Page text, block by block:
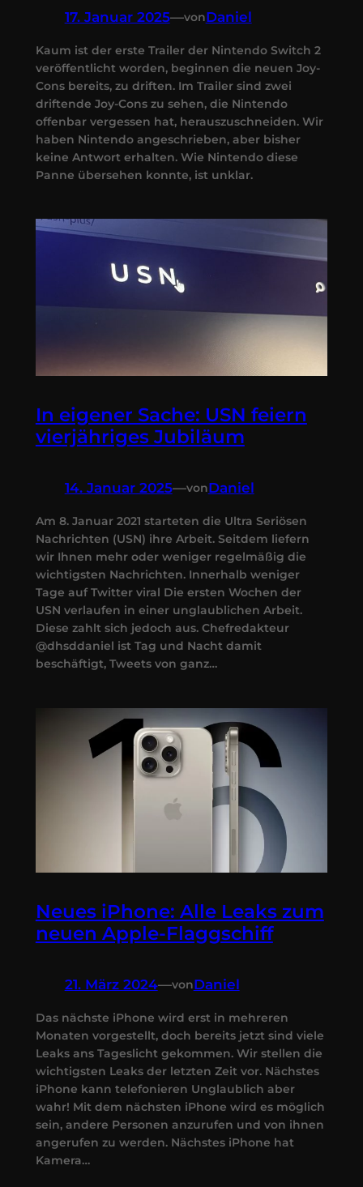
17. Januar 2025—vonDaniel
Kaum ist der erste Trailer der Nintendo Switch 2
veröffentlicht worden, beginnen die neuen Joy-
Cons bereits, zu driften. Im Trailer sind zwei
driftende Joy-Cons zu sehen, die Nintendo
offenbar vergessen hat, herauszuschneiden. Wir
haben Nintendo angeschrieben, aber bisher
keine Antwort erhalten. Wie Nintendo diese
Panne übersehen konnte, ist unklar.
In eigener Sache: USN feiern
vierjähriges Jubiläum
14. Januar 2025—vonDaniel
Am 8. Januar 2021 starteten die Ultra Seriösen
Nachrichten (USN) ihre Arbeit. Seitdem liefern
wir Ihnen mehr oder weniger regelmäßig die
wichtigsten Nachrichten. Innerhalb weniger
Tage auf Twitter viral Die ersten Wochen der
USN verlaufen in einer unglaublichen Arbeit.
Diese zahlt sich jedoch aus. Chefredakteur
@dhsddaniel ist Tag und Nacht damit
beschäftigt, Tweets von ganz…
Neues iPhone: Alle Leaks zum
neuen Apple-Flaggschiff
21. März 2024—vonDaniel
Das nächste iPhone wird erst in mehreren
Monaten vorgestellt, doch bereits jetzt sind viele
Leaks ans Tageslicht gekommen. Wir stellen die
wichtigsten Leaks der letzten Zeit vor. Nächstes
iPhone kann telefonieren Unglaublich aber
wahr! Mit dem nächsten iPhone wird es möglich
sein, andere Personen anzurufen und von ihnen
angerufen zu werden. Nächstes iPhone hat
Kamera…